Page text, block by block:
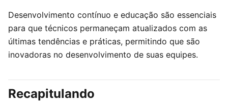
Desenvolvimento contínuo e educação são essenciais
para que técnicos permaneçam atualizados com as
últimas tendências e práticas, permitindo que são
inovadoras no desenvolvimento de suas equipes.
Recapitulando